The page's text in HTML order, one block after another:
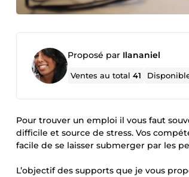
Proposé par Ilananiel
Ventes au total41
Pour trouver un emploi il vous faut
difficile et source de stress. Vos
facile de se laisser submerger par les
L’objectif des supports que je vous